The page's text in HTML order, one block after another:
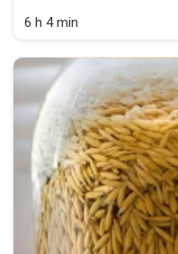
6 h 4 min